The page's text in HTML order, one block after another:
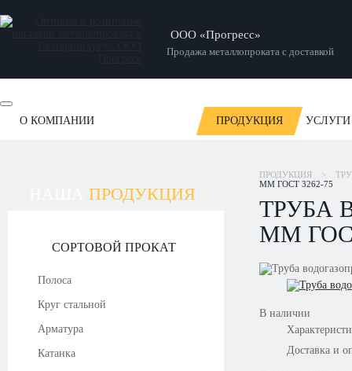
ООО «Прогресс»
Продажа металлопроката с доставкой
О КОМПАНИИ ПРОДУКЦИЯ УСЛУГИ
ПРОДУКЦИЯ
СОРТОВОЙ ПРОКАТ
Полоса
Круг стальной
Арматура
Катанка
ПРОДУКЦИЯ >
ММ ГОСТ 3262-75
ТРУБА
ММ
В наличии
Доставка и